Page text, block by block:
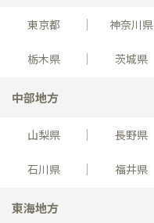
東京都 神奈川県
栃木県 茨城県
中部地方
山梨県 長野県
石川県 福井県
東海地方